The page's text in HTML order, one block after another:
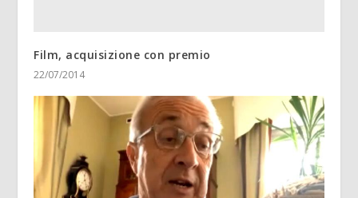
Film, acquisizione con premio
22/07/2014